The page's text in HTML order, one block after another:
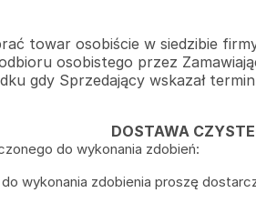
towar osobiście w siedzibie
osobistego przez
gdy Sprzedający wskazał
DOSTAWA
do wykonania zdobień:
wykonania zdobienia proszę